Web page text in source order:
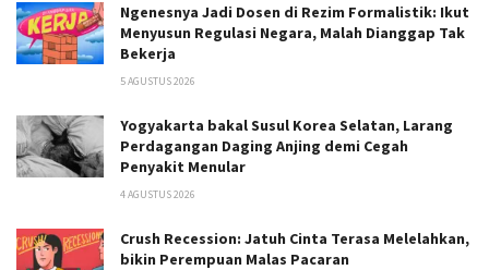
Ngenesnya Jadi Dosen di Rezim Formalistik: Ikut
Menyusun Regulasi Negara, Malah Dianggap Tak
Bekerja
5 AGUSTUS 2026
Yogyakarta bakal Susul Korea Selatan, Larang
Perdagangan Daging Anjing demi Cegah
Penyakit Menular
4 AGUSTUS 2026
Crush Recession: Jatuh Cinta Terasa Melelahkan,
bikin Perempuan Malas Pacaran